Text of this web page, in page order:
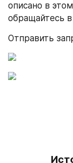
описано в
обращайтесь в
Отправить